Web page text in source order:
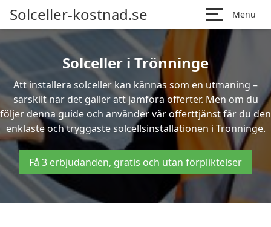
Solceller-kostnad.se Menu
Solceller i Trönninge
Att installera solceller kan kännas som en utmaning –
särskilt när det gäller att jämföra offerter. Men om du
följer denna guide och använder vår offerttjänst får du den
enklaste och tryggaste solcellsinstallationen i Trönninge.
Få 3 erbjudanden, gratis och utan förpliktelser